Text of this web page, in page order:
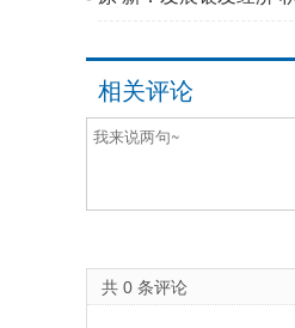
相关评论
共 0 条评论